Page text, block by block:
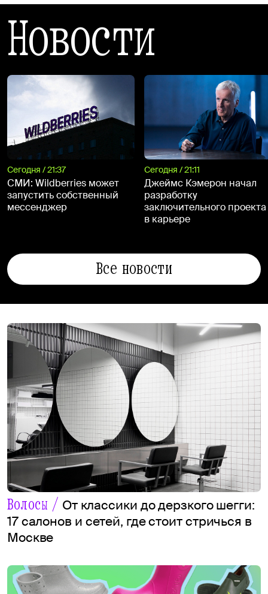
Новости
Сегодня / 21:37
СМИ: Wildberries может
запустить собственный
мессенджер
Сегодня / 21:11
Джеймс Кэмерон начал
разработку
заключительного проекта
в карьере
Все новости
Волосы / От классики до дерзкого шегги:
17 салонов и сетей, где стоит стричься в
Москве